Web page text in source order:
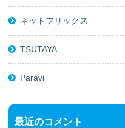
ネットフリックス
TSUTAYA
Paravi
最近のコメント